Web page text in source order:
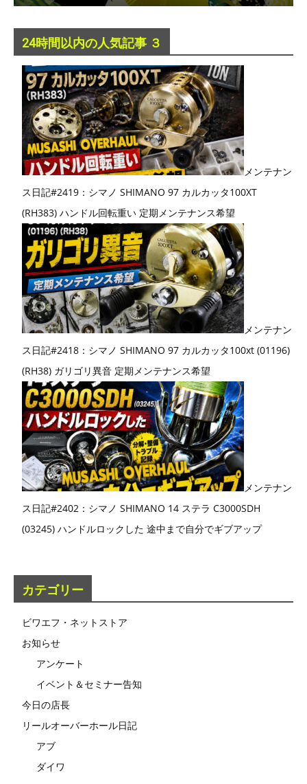
24時間以内の人気記事 ３
メンテナン
ス日記#2419：シマノ SHIMANO 97 カルカッタ100XT
(RH383) ハンドル回転重い 定期メンテナンス希望
メンテナン
ス日記#2418：シマノ SHIMANO 97 カルカッタ100xt (01196)
(RH38) ガリゴリ異音 定期メンテナンス希望
メンテナン
ス日記#2402：シマノ SHIMANO 14 ステラ C3000SDH
(03245) ハンドルロックした 途中まで自分でギブアップ
カテゴリー
ビワエフ・ネットストア
お知らせ
アンケート
イベント＆セミナー告知
今日の店長
リールオーバーホール日記
アブ
ダイワ